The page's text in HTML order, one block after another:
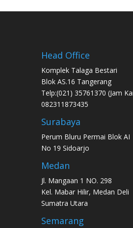
Head Office
Komplek Talaga Bestari
Blok AS.16 Tangerang
Telp:(021) 35761370 (Jam
082311873435
Surabaya
Perum Bluru Permai Blok AI
No 19 Sidoarjo
Medan
Jl. Mangaan 1 NO. 298
Kel. Mabar Hilir, Medan Deli
Sumatra Utara
Semarang